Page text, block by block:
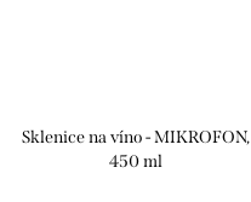
Sklenice na víno - MIKROFON,
450 ml